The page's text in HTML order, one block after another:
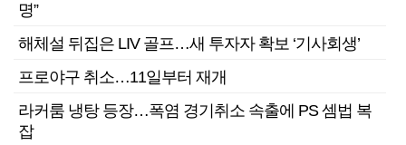
명”
해체설 뒤집은 LIV 골프…새 투자자 확보 ‘기사회생’
프로야구 취소…11일부터 재개
라커룸 냉탕 등장…폭염 경기취소 속출에 PS 셈법 복
잡